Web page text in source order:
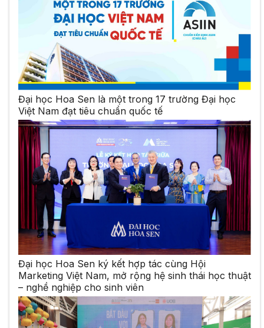
Đại học Hoa Sen là một trong 17 trường Đại học
Việt Nam đạt tiêu chuẩn quốc tế
Đại học Hoa Sen ký kết hợp tác cùng Hội
Marketing Việt Nam, mở rộng hệ sinh thái học thuật
– nghề nghiệp cho sinh viên